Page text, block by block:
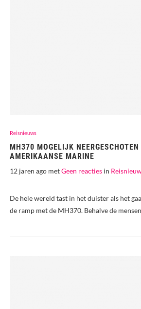
Reisnieuws
MH370 MOGELIJK NEERGESCHOTEN
AMERIKAANSE MARINE
12 jaren ago metGeen reacties in
De hele wereld tast in het duister als het
de ramp met de MH370. Behalve de